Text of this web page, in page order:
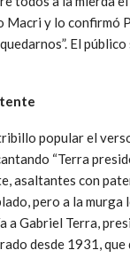
Macri y lo confirmó
El
popular el
“Terra
asaltantes con
pero a la murga
a Gabriel Terra,
desde 1931, que